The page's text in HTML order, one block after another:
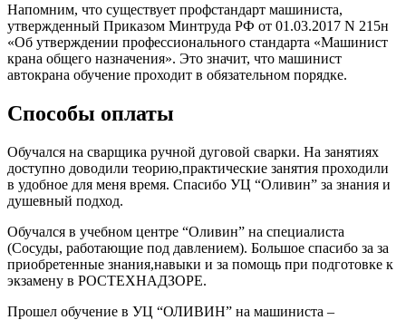
Напомним, что существует профстандарт машиниста,
утвержденный Приказом Минтруда РФ от 01.03.2017 N 215н
«Об утверждении профессионального стандарта «Машинист
крана общего назначения». Это значит, что машинист
автокрана обучение проходит в обязательном порядке.
Способы оплаты
Обучался на сварщика ручной дуговой сварки. На занятиях
доступно доводили теорию,практические занятия проходили
в удобное для меня время. Спасибо УЦ “Оливин” за знания и
душевный подход.
Обучался в учебном центре “Оливин” на специалиста
(Сосуды, работающие под давлением). Большое спасибо за за
приобретенные знания,навыки и за помощь при подготовке к
экзамену в РОСТЕХНАДЗОРЕ.
Прошел обучение в УЦ “ОЛИВИН” на машиниста –